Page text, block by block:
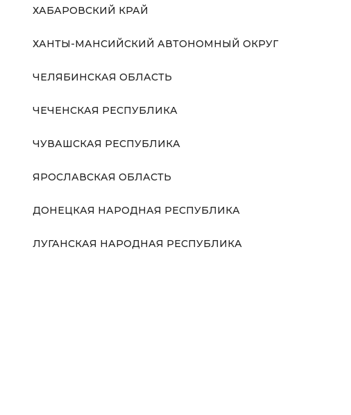
ХАБАРОВСКИЙ КРАЙ
ХАНТЫ-МАНСИЙСКИЙ АВТОНОМНЫЙ ОКРУГ
ЧЕЛЯБИНСКАЯ ОБЛАСТЬ
ЧЕЧЕНСКАЯ РЕСПУБЛИКА
ЧУВАШСКАЯ РЕСПУБЛИКА
ЯРОСЛАВСКАЯ ОБЛАСТЬ
ДОНЕЦКАЯ НАРОДНАЯ РЕСПУБЛИКА
ЛУГАНСКАЯ НАРОДНАЯ РЕСПУБЛИКА